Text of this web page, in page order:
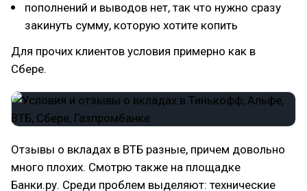
пополнений и выводов нет, так что нужно сразу
закинуть сумму, которую хотите копить
Для прочих клиентов условия примерно как в
Сбере.
Отзывы о вкладах в ВТБ разные, причем довольно
много плохих. Смотрю также на площадке
Банки.ру. Среди проблем выделяют: технические